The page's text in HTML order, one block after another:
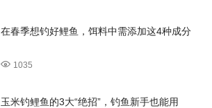
在春季想钓好鲤鱼，饵料中需添加这4种成分
1035
玉米钓鲤鱼的3大“绝招”，钓鱼新手也能用